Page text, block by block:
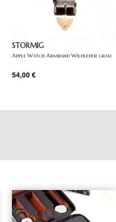
STORMIG
Apple Watch Armband Wildleder grau
54,00 €